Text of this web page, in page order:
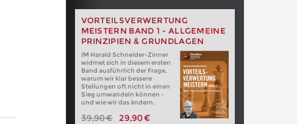
VORTEILSVERWERTUNG
MEISTERN BAND 1 - ALLGEMEINE
PRINZIPIEN & GRUNDLAGEN
IM Harald Schneider-Zinner
widmet sich in diesem ersten
Band ausführlich der Frage,
warum wir klar bessere
Stellungen oft nicht in einen
Sieg umwandeln können –
und wie wir das ändern.
39,90 € 29,90 €